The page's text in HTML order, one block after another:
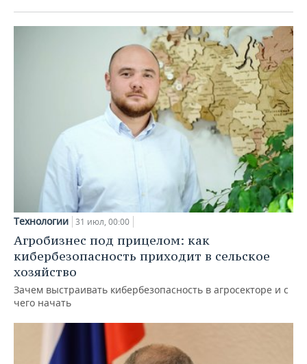
Технологии 31 июл, 00:00
Агробизнес под прицелом: как
кибербезопасность приходит в сельское
хозяйство
Зачем выстраивать кибербезопасность в агросекторе и с
чего начать